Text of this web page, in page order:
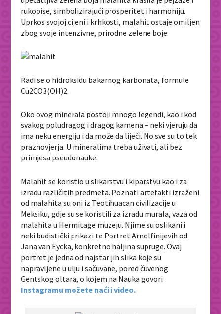
rukopise, simbolizirajući prosperitet i harmoniju.
Uprkos svojoj cijeni i krhkosti, malahit ostaje omiljen
zbog svoje intenzivne, prirodne zelene boje.
Radi se o hidroksidu bakarnog karbonata, formule
Cu2CO3(OH)2.
Oko ovog minerala postoji mnogo legendi, kao i kod
svakog poludragog i dragog kamena – neki vjeruju da
ima neku energiju i da može da liječi. No sve su to tek
praznovjerja. U mineralima treba uživati, ali bez
primjesa pseudonauke.
Malahit se koristio u slikarstvu i kiparstvu kao i za
izradu različitih predmeta. Poznati artefakti izraženi
od malahita su oni iz Teotihuacan civilizacije u
Meksiku, gdje su se koristili za izradu murala, vaza od
malahita u Hermitage muzeju. Njime su oslikani i
neki budistički prikazi te Portret Arnolfinijevih od
Jana van Eycka, konkretno haljina supruge. Ovaj
portret je jedna od najstarijih slika koje su
napravljene u ulju i sačuvane, pored čuvenog
Gentskog oltara, o kojem na Nauka govori
Instagramu možete naći i video.